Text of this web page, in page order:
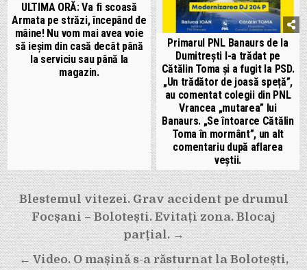
ULTIMA ORĂ: Va fi scoasă
Armata pe străzi, începând de
mâine! Nu vom mai avea voie
să ieșim din casă decât până
la serviciu sau până la
magazin.
Primarul PNL Banaurs de la
Dumitrești l-a trădat pe
Cătălin Toma și a fugit la PSD.
„Un trădător de joasă speță”,
au comentat colegii din PNL
Vrancea „mutarea” lui
Banaurs. „Se întoarce Cătălin
Toma în mormânt”, un alt
comentariu după aflarea
veștii.
Navigare
în
articole
Blestemul vitezei. Grav accident pe drumul
Focșani – Bolotești. Evitați zona. Blocaj
parțial. →
← Video. O mașină s-a răsturnat la Bolotești,